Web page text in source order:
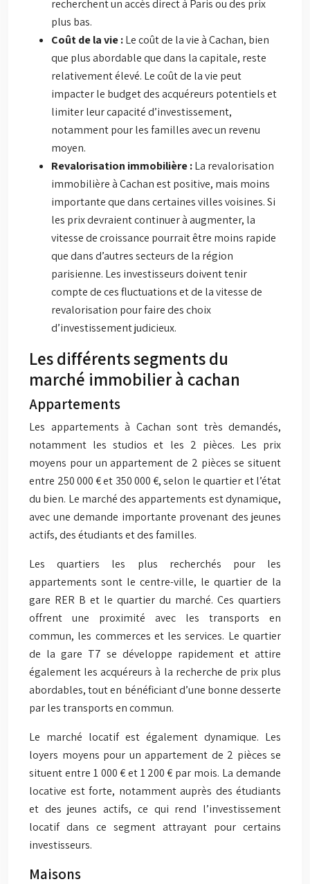
recherchent un accès direct à Paris ou des prix
plus bas.
Coût de la vie :Le coût de la vie à Cachan, bien
que plus abordable que dans la capitale, reste
relativement élevé. Le coût de la vie peut
impacter le budget des acquéreurs potentiels et
limiter leur capacité d’investissement,
notamment pour les familles avec un revenu
moyen.
Revalorisation immobilière :La revalorisation
immobilière à Cachan est positive, mais moins
importante que dans certaines villes voisines. Si
les prix devraient continuer à augmenter, la
vitesse de croissance pourrait être moins rapide
que dans d’autres secteurs de la région
parisienne. Les investisseurs doivent tenir
compte de ces fluctuations et de la vitesse de
revalorisation pour faire des choix
d’investissement judicieux.
Les différents segments du
marché immobilier à cachan
Appartements
Les appartements à Cachan sont très demandés,
notamment les studios et les 2 pièces. Les prix
moyens pour un appartement de 2 pièces se situent
entre 250 000 € et 350 000 €, selon le quartier et l’état
du bien. Le marché des appartements est dynamique,
avec une demande importante provenant des jeunes
actifs, des étudiants et des familles.
Les quartiers les plus recherchés pour les
appartements sont le centre-ville, le quartier de la
gare RER B et le quartier du marché. Ces quartiers
offrent une proximité avec les transports en
commun, les commerces et les services. Le quartier
de la gare T7 se développe rapidement et attire
également les acquéreurs à la recherche de prix plus
abordables, tout en bénéficiant d’une bonne desserte
par les transports en commun.
Le marché locatif est également dynamique. Les
loyers moyens pour un appartement de 2 pièces se
situent entre 1 000 € et 1 200 € par mois. La demande
locative est forte, notamment auprès des étudiants
et des jeunes actifs, ce qui rend l’investissement
locatif dans ce segment attrayant pour certains
investisseurs.
Maisons